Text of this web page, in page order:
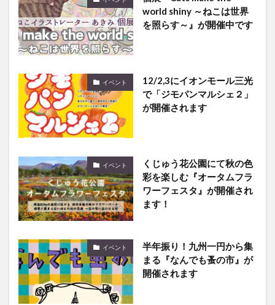
world shiny ～ねこは世界
を照らす～』が開催中です
イベント
12/2,3にイオンモール三光
で「ジモパンマルシェ２」
が開催されます
イベント
くじゅう花公園にて秋の色
彩を楽しむ『オータムフラ
ワーフェスタ』が開催され
ます！
イベント
半年振り！九州一円から集
まる『なんでも蚤の市』が
開催されます